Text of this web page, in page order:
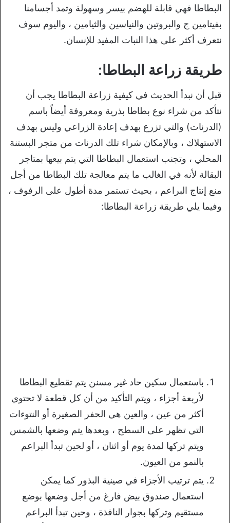
البطاطا فهي قابلة للهضم بيسر وسهولة وتمد أجسامنا
بفيتامين ج والبروتين والنياسين والثيامين ، واليوم سوف
نتعرف أكثر على هذا النبات المفيد للإنسان.
طريقة زراعة البطاطا:
قبل أن نبدأ الحديث في كيفية زراعة البطاطا يجب أن
نتأكد من شراء نوع بطاطا بذرية ومعروفة أيضاً باسم
(الدرنات) والتي تزرع بهدف إعادة الزراعي وليس بهدف
الاستهلاك ، وبالإمكان شراء تلك الدرنات من متجر البستنة
المحلي ، وتجنب استعمال البطاطا التي يتم بيعها بمتاجر
البقالة لأنه في الغالب ما يتم معالجة تلك البطاطا من أجل
منع إنتاج البراعم ، بحيث تستمر مدة أطول على الرفوف ،
وفيما يلي طريقة زراعة البطاطا:
باستعمال سكين حاد غير مسنن يتم تقطيع البطاطا
لأربعة أجزاء ، ويتم التأكيد من أن كل قطعة لا تحتوي
أكثر من عين ، والعين هي الحفر الصغيرة أو النتوءات
التي تظهر على السطح ، وبعدها يتم وضعها بالشمس
ويتم تركها لمدة يوم أو اثنان ، أو لحين تبدأ البراعم
بالنمو من العيون.
يتم ترتيب الأجزاء في صينية البذور كما يمكن
استعمال صندوق بيض فارغ من أجل وضعها بوضع
مستقيم وتركها بجوار النافذة ، وحين تبدأ البراعم